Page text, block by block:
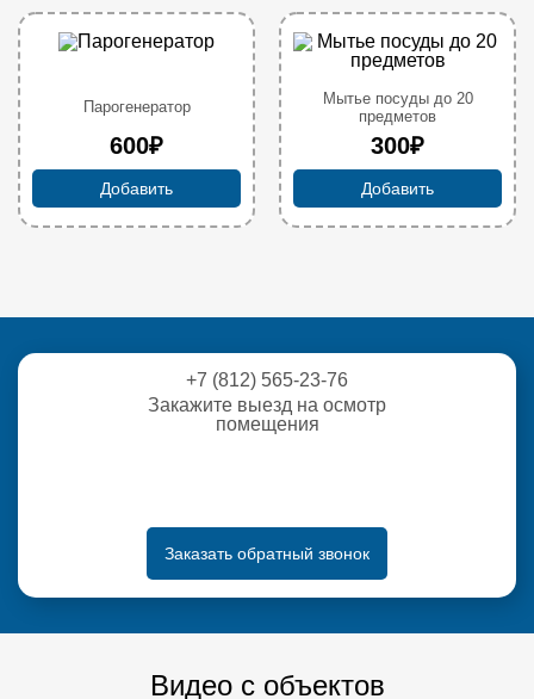
Парогенератор
600₽
Добавить
Мытье посуды до 20
предметов
300₽
Добавить
+7 (812) 565-23-76
Закажите выезд на осмотр
помещения
Заказать обратный звонок
Видео с объектов